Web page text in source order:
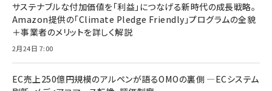
サステナブルな付加価値を「利益」につなげる新時代の成長戦略。
Amazon提供の「Climate Pledge Friendly」プログラムの全貌
＋事業者のメリットを詳しく解説
2月24日 7:00
EC売上250億円規模のアルペンが語るOMOの裏側 ―ECシステム